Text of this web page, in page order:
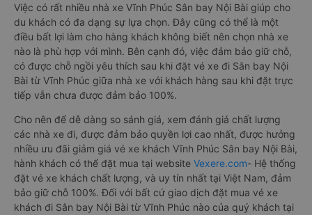
Việc có rất nhiều nhà xe Vĩnh Phúc Sân bay Nội Bài giúp cho
du khách có đa dạng sự lựa chọn. Đây cũng có thể là một
điều bất lợi làm cho hàng khách không biết nên chọn nhà xe
nào là phù hợp với mình. Bên cạnh đó, việc đảm bảo giữ chỗ,
có được chỗ ngồi yêu thích sau khi đặt vé xe đi Sân bay Nội
Bài từ Vĩnh Phúc giữa nhà xe với khách hàng sau khi đặt trực
tiếp vẫn chưa được đảm bảo 100%.
Cho nên để dễ dàng so sánh giá, xem đánh giá chất lượng
các nhà xe đi, được đảm bảo quyền lợi cao nhất, được hưởng
nhiều ưu đãi giảm giá vé xe khách Vĩnh Phúc Sân bay Nội Bài,
hành khách có thể đặt mua tại website Vexere.com- Hệ thống
đặt vé xe khách chất lượng, và uy tín nhất tại Việt Nam, đảm
bảo giữ chỗ 100%. Đối với bất cứ giao dịch đặt mua vé xe
khách đi Sân bay Nội Bài từ Vĩnh Phúc nào của quý khách tại